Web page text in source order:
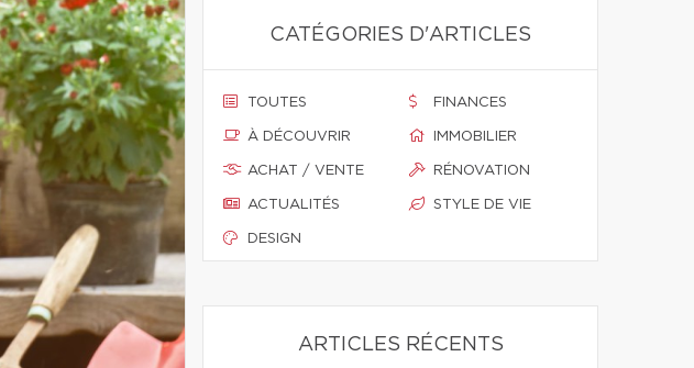
CATÉGORIES D'ARTICLES
TOUTES
À DÉCOUVRIR
ACHAT / VENTE
ACTUALITÉS
DESIGN
FINANCES
IMMOBILIER
RÉNOVATION
STYLE DE VIE
ARTICLES RÉCENTS